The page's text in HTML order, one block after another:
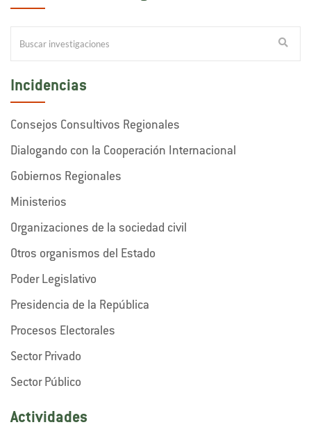
Incidencias
Consejos Consultivos Regionales
Dialogando con la Cooperación Internacional
Gobiernos Regionales
Ministerios
Organizaciones de la sociedad civil
Otros organismos del Estado
Poder Legislativo
Presidencia de la República
Procesos Electorales
Sector Privado
Sector Público
Actividades